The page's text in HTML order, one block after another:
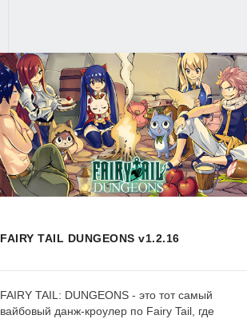
FAIRY TAIL DUNGEONS v1.2.16
FAIRY TAIL: DUNGEONS - это тот самый
вайбовый данж-кроулер по Fairy Tail, где